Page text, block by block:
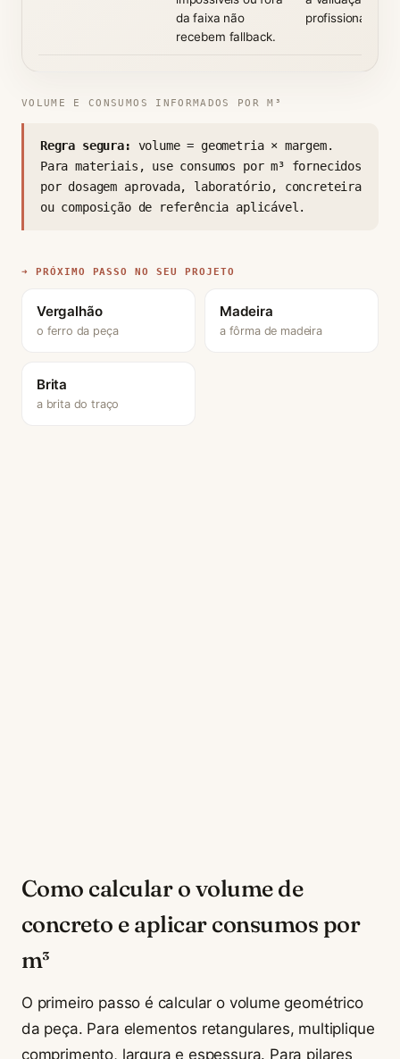
da faixa não
recebem fallback.
profissional.
VOLUME E CONSUMOS INFORMADOS POR M³
Regra segura:
volume = geometria × margem.
Para materiais, use consumos por m³ fornecidos
por dosagem aprovada, laboratório, concreteira
ou composição de referência aplicável.
➜ PRÓXIMO PASSO NO SEU PROJETO
Vergalhão
o ferro da peça
Madeira
a fôrma de madeira
Brita
a brita do traço
Como calcular o volume de
concreto e aplicar consumos por
m³
O primeiro passo é calcular o volume geométrico
da peça. Para elementos retangulares, multiplique
comprimento, largura e espessura. Para pilares